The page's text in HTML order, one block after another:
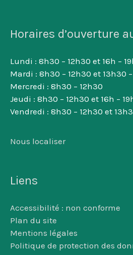
Horaires d’ouverture
Lundi : 8h30 – 12h30 et 16h –
Mardi : 8h30 – 12h30 et 13h30
Mercredi : 8h30 – 12h30
Jeudi : 8h30 – 12h30 et 16h –
Vendredi : 8h30 – 12h30 et
Nous localiser
Liens
Accessibilité : non conforme
Plan du site
Mentions légales
Politique de protection des